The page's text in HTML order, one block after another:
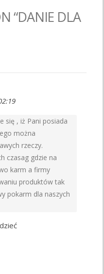
“DANIE DLA
się , iż Pani posiada
można
rzeczy.
czasag gdzie na
karm a firmy
produktów tak
pokarm dla naszych